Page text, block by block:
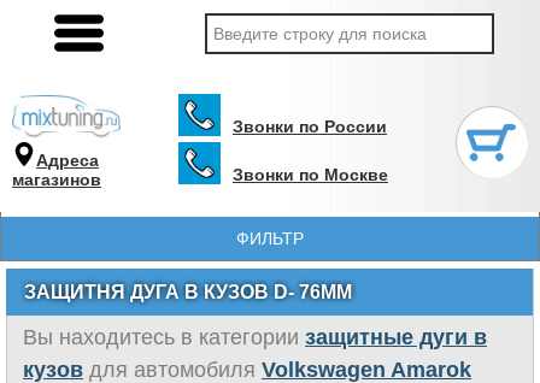
Адреса
магазинов
Звонки по России
Звонки по Москве
ФИЛЬТР
ЗАЩИТНЯ ДУГА В КУЗОВ D- 76ММ
Вы находитесь в категории защитные дуги в
кузов для автомобиля Volkswagen Amarok